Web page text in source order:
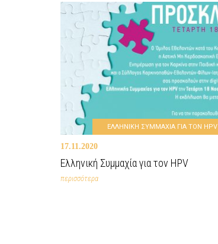
ΕΛΛΗΝΙΚΗ ΣΥΜΜΑΧΙΑ ΓΙΑ ΤΟΝ HPV
17.11.2020
Ελληνική Συμμαχία για τον HPV
περισσότερα